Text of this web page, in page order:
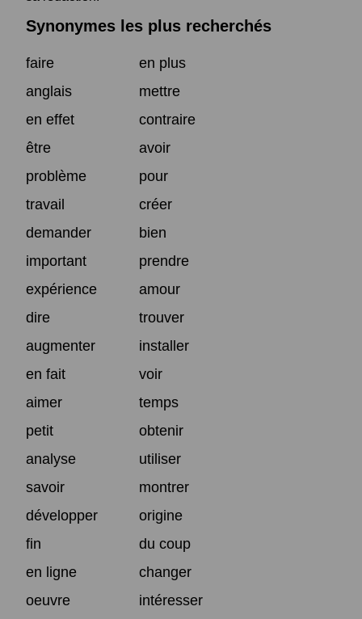
Synonymes les plus recherchés
faire
en plus
anglais
mettre
en effet
contraire
être
avoir
problème
pour
travail
créer
demander
bien
important
prendre
expérience
amour
dire
trouver
augmenter
installer
en fait
voir
aimer
temps
petit
obtenir
analyse
utiliser
savoir
montrer
développer
origine
fin
du coup
en ligne
changer
oeuvre
intéresser